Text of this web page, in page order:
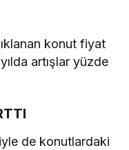
konut fiyat
artışlar yüzde
de konutlardaki